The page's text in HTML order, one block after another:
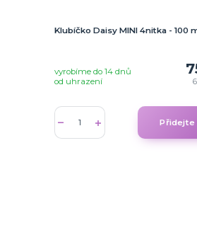
Klubíčko Daisy MINI 4nitka - 100
vyrobíme do 14 dnů
od uhrazení
Přidejte